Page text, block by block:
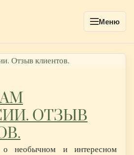
Меню
ОТЗЫВ
о необычном и интересном